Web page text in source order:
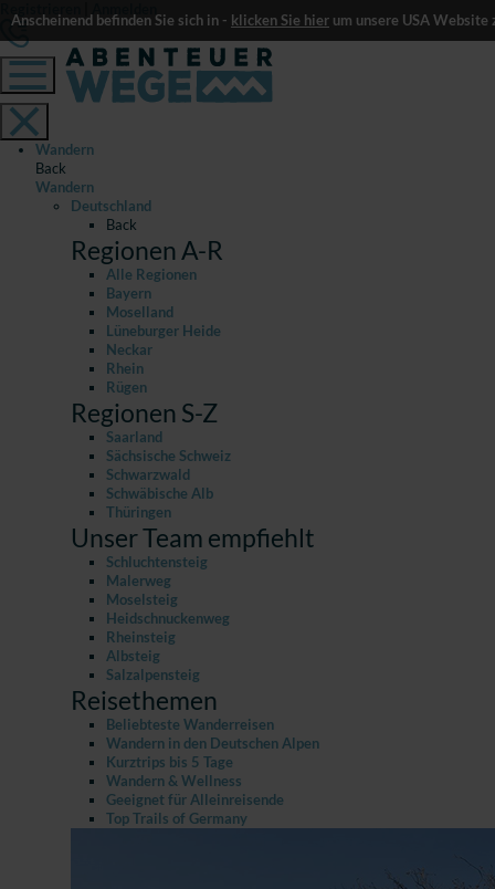
Anscheinend befinden Sie sich in - klicken Sie hier um unsere USA Website
Wandern
Back
Wandern
Deutschland
Back
Regionen A-R
Alle Regionen
Bayern
Moselland
Lüneburger Heide
Neckar
Rhein
Rügen
Regionen S-Z
Saarland
Sächsische Schweiz
Schwarzwald
Schwäbische Alb
Thüringen
Unser Team empfiehlt
Schluchtensteig
Malerweg
Moselsteig
Heidschnuckenweg
Rheinsteig
Albsteig
Salzalpensteig
Reisethemen
Beliebteste Wanderreisen
Wandern in den Deutschen Alpen
Kurztrips bis 5 Tage
Wandern & Wellness
Geeignet für Alleinreisende
Top Trails of Germany